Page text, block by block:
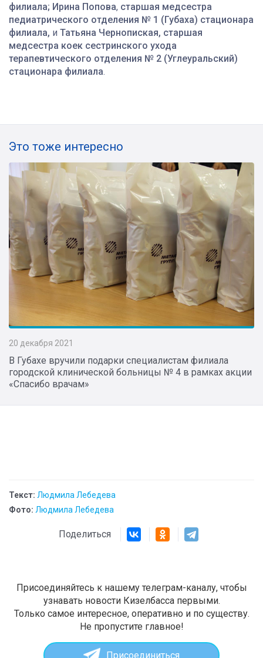
филиала; Ирина Попова, старшая медсестра
педиатрического отделения № 1 (Губаха) стационара
филиала, и Татьяна Чернопиская, старшая
медсестра коек сестринского ухода
терапевтического отделения № 2 (Углеуральский)
стационара филиала.
Это тоже интересно
20 декабря 2021
В Губахе вручили подарки специалистам филиала
городской клинической больницы № 4 в рамках акции
«Спасибо врачам»
Текст: Людмила Лебедева
Фото: Людмила Лебедева
Поделиться
Присоединяйтесь к нашему телеграм-каналу, чтобы
узнавать новости Кизелбасса первыми.
Только самое интересное, оперативно и по существу.
Не пропустите главное!
Присоединиться